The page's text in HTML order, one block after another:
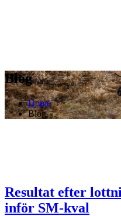
Blog
Home
Blog
Resultat efter
inför SM-kval